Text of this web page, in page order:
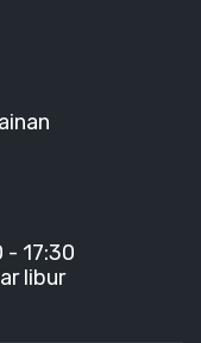
17:30
libur